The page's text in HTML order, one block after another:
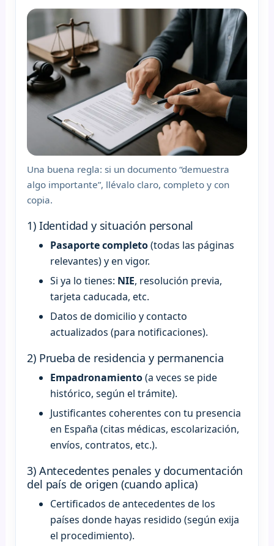
Una buena regla: si un documento “demuestra
algo importante”, llévalo claro, completo y con
copia.
1) Identidad y situación personal
Pasaporte completo(todas las páginas
relevantes) y en vigor.
Si ya lo tienes: NIE, resolución previa,
tarjeta caducada, etc.
Datos de domicilio y contacto
actualizados (para notificaciones).
2) Prueba de residencia y permanencia
Empadronamiento(a veces se pide
histórico, según el trámite).
Justificantes coherentes con tu presencia
en España (citas médicas, escolarización,
envíos, contratos, etc.).
3) Antecedentes penales y documentación
del país de origen (cuando aplica)
Certificados de antecedentes de los
países donde hayas residido (según exija
el procedimiento).